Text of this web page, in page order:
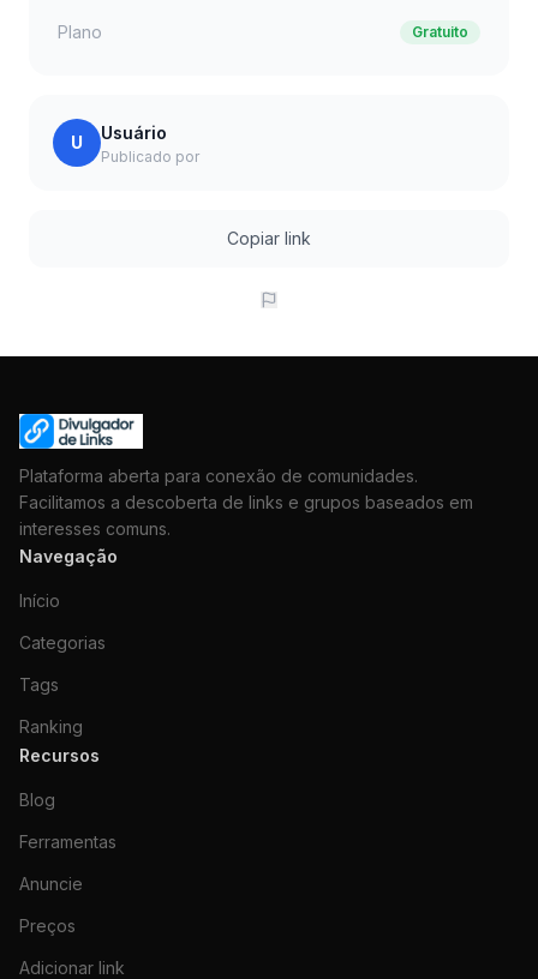
Plano Gratuito
U Usuário
Publicado por
Copiar link
Plataforma aberta para conexão de comunidades.
Facilitamos a descoberta de links e grupos baseados em
interesses comuns.
Navegação
Início
Categorias
Tags
Ranking
Recursos
Blog
Ferramentas
Anuncie
Preços
Adicionar link